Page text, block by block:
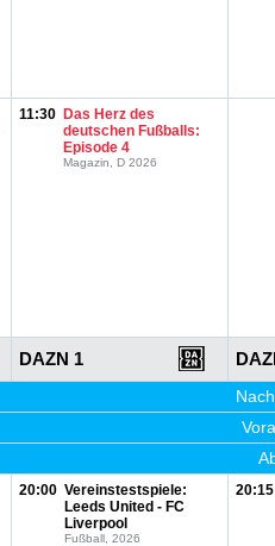
11:30 Das Herz des
deutschen Fußballs:
Episode 4
Magazin, D 2026
DAZN 1
20:00 Vereinstestspiele:
Leeds United - FC
Liverpool
Fußball, 2026
20:15